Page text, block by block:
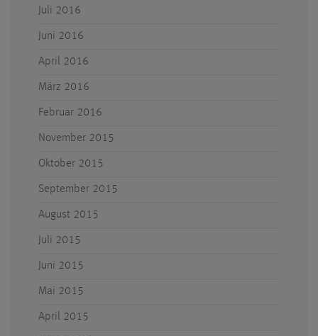
Juli 2016
Juni 2016
April 2016
März 2016
Februar 2016
November 2015
Oktober 2015
September 2015
August 2015
Juli 2015
Juni 2015
Mai 2015
April 2015